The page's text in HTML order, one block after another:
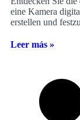
eine Kamera
erstellen und
Leer más »